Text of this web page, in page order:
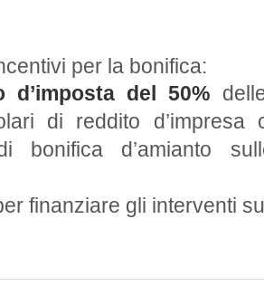
per la bonifica:
d’imposta del 50%
di reddito d’impresa
bonifica d’amianto
finanziare gli interventi